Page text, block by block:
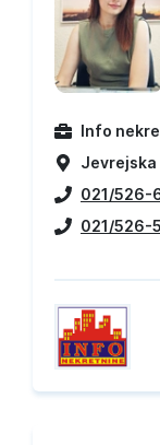
Info
Jevrejska
021/526-
021/526-